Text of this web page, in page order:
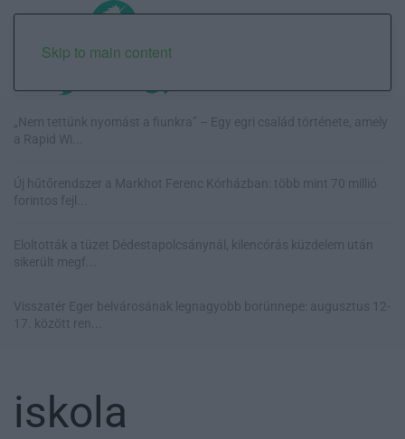
Skip to main content
„Nem tettünk nyomást a fiunkra” – Egy egri család története, amely
a Rapid Wi...
Új hűtőrendszer a Markhot Ferenc Kórházban: több mint 70 millió
forintos fejl...
Eloltották a tüzet Dédestapolcsánynál, kilencórás küzdelem után
sikerült megf...
Visszatér Eger belvárosának legnagyobb borünnepe: augusztus 12-
17. között ren...
iskola